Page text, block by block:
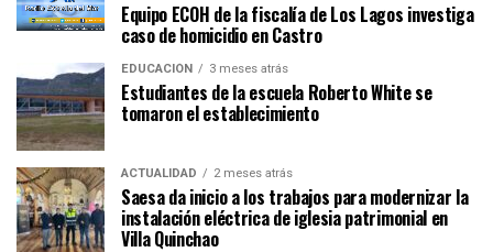
Equipo ECOH de la fiscalía de Los Lagos investiga
caso de homicidio en Castro
EDUCACIÓN 3 meses atrás
Estudiantes de la escuela Roberto White se
tomaron el establecimiento
ACTUALIDAD 2 meses atrás
Saesa da inicio a los trabajos para modernizar la
instalación eléctrica de iglesia patrimonial en
Villa Quinchao